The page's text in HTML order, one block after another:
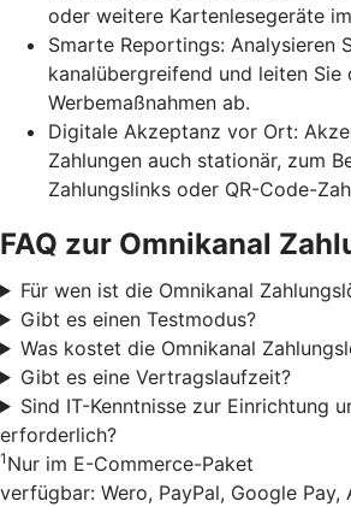
oder weitere Kartenlesegeräte
Smarte Reportings: Analysieren
kanalübergreifend und leiten Sie
Werbemaßnahmen ab.
Digitale Akzeptanz vor Ort:
Zahlungen auch stationär, zum
Zahlungslinks oder QR-Code-
FAQ zur Omnikanal
Für wen ist die Omnikanal
Gibt es einen Testmodus?
Was kostet die Omnikanal
Gibt es eine Vertragslaufzeit?
Sind IT-Kenntnisse zur Einrichtung
erforderlich?
1 Nur im E-Commerce-Paket
verfügbar: Wero, PayPal, Google Pay,